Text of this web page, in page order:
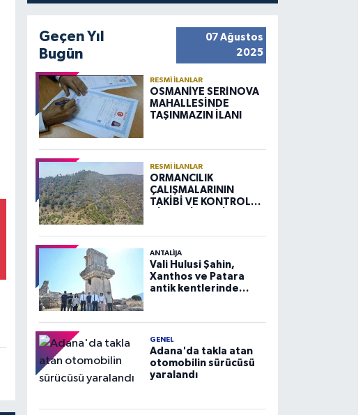
Geçen Yıl
Bugün
07 Ağustos
2025
RESMI İLANLAR
OSMANİYE SERİNOVA
MAHALLESİNDE
TAŞINMAZIN İLANI
RESMI İLANLAR
ORMANCILIK
ÇALIŞMALARININ
TAKİBİ VE KONTROLÜ
ANTALIJA
Vali Hulusi Şahin,
Xanthos ve Patara
antik kentlerinde
GENEL
Adana'da takla atan
otomobilin sürücüsü
yaralandı